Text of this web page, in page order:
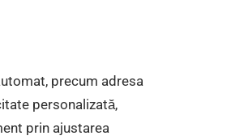
precum adresa
personalizată,
prin ajustarea